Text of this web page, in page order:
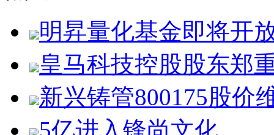
明昇量化基金即将开
皇马科技控股股东郑
新兴铸管800175股价